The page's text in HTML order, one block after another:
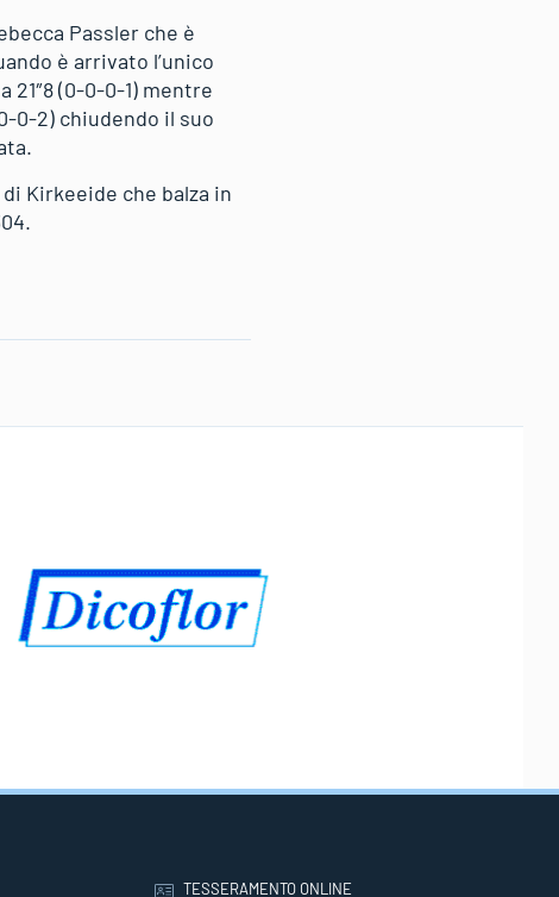
Passler che è
è arrivato l’unico
(0-0-0-1) mentre
0-2) chiudendo il suo
Kirkeeide che balza in
TESSERAMENTO ONLINE